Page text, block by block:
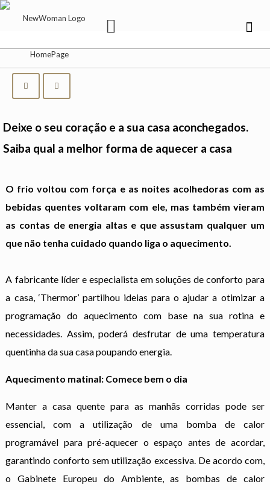
Deixe o seu coração e a sua casa aconchegados.
Saiba qual a melhor forma de aquecer a casa
O frio voltou com força e as noites acolhedoras com as
bebidas quentes voltaram com ele, mas também vieram
as contas de energia altas e que assustam qualquer um
que não tenha cuidado quando liga o aquecimento.
A fabricante líder e especialista em soluções de conforto para
a casa, ‘Thermor’ partilhou ideias para o ajudar a otimizar a
programação do aquecimento com base na sua rotina e
necessidades. Assim, poderá desfrutar de uma temperatura
quentinha da sua casa poupando energia.
Aquecimento matinal: Comece bem o dia
Manter a casa quente para as manhãs corridas pode ser
essencial, com a utilização de uma bomba de calor
programável para pré-aquecer o espaço antes de acordar,
garantindo conforto sem utilização excessiva. De acordo com,
o Gabinete Europeu do Ambiente, as bombas de calor